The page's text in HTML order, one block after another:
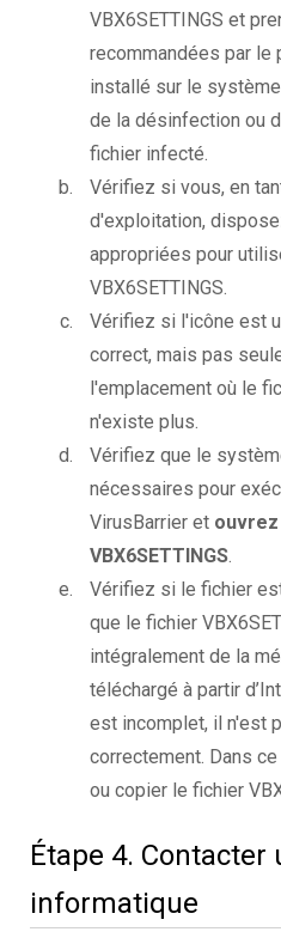
VBX6SETTINGS et
recommandées par le
installé sur le
de la désinfection ou
fichier infecté.
Vérifiez si vous, en
d'exploitation,
appropriées pour
VBX6SETTINGS.
Vérifiez si l'icône est
correct, mais pas
l'emplacement où le
n'existe plus.
Vérifiez que le
nécessaires pour
VirusBarrier et
VBX6SETTINGS.
Vérifiez si le fichier
que le fichier
intégralement de la
téléchargé à partir
est incomplet, il n'est
correctement. Dans
ou copier le fichier
Étape 4. Contacter
informatique